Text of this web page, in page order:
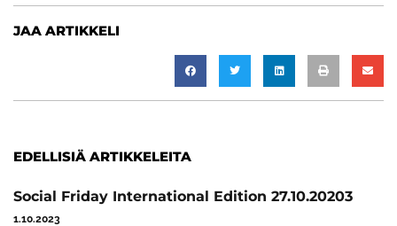
JAA ARTIKKELI
EDELLISIÄ ARTIKKELEITA
Social Friday International Edition 27.10.20203
1.10.2023